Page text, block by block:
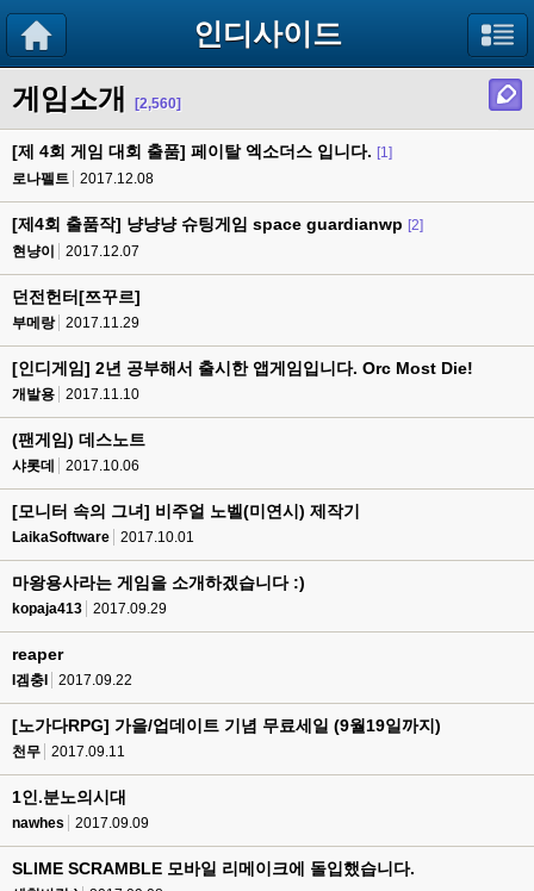
인디사이드
게임소개 [2,560]
[제 4회 게임 대회 출품] 페이탈 엑소더스 입니다. [1]
로나펠트
2017.12.08
[제4회 출품작] 냥냥냥 슈팅게임 space guardianwp [2]
현냥이
2017.12.07
던전헌터[쯔꾸르]
부메랑 2017.11.29
[인디게임] 2년 공부해서 출시한 앱게임입니다. Orc Most Die!
개발용 2017.11.10
(팬게임) 데스노트
샤롯데 2017.10.06
[모니터 속의 그녀] 비주얼 노벨(미연시) 제작기
LaikaSoftware 2017.10.01
마왕용사라는 게임을 소개하겠습니다 :)
kopaja413 2017.09.29
reaper
I겜충I 2017.09.22
[노가다RPG] 가을/업데이트 기념 무료세일 (9월19일까지)
천무 2017.09.11
1인.분노의시대
nawhes 2017.09.09
SLIME SCRAMBLE 모바일 리메이크에 돌입했습니다.